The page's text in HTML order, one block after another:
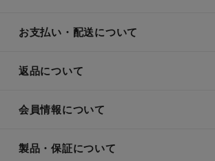
お支払い・配送について
返品について
会員情報について
製品・保証について